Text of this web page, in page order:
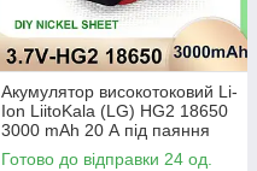
Акумулятор високотоковий Li-
Ion LiitoKala (LG) HG2 18650
3000 mAh 20 А під паяння
Готово до відправки 24 од.